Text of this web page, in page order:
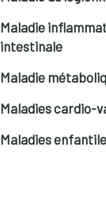
Maladie
intestinale
Maladie
Maladies cardio-
Maladies